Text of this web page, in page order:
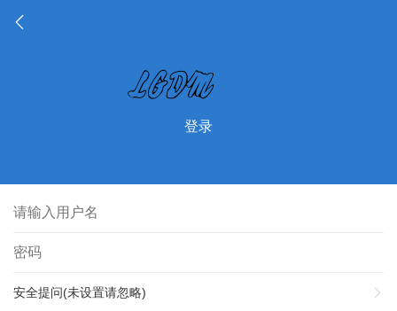
登录
安全提问(未设置请忽略)